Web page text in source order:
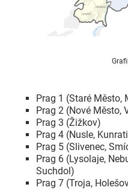
Prag 1 (Staré Město,
Prag 2 (Nové Město,
Prag 3 (Žižkov)
Prag 4 (Nusle,
Prag 5 (Slivenec,
Prag 6 (Lysolaje,
Suchdol)
Prag 7 (Troja,